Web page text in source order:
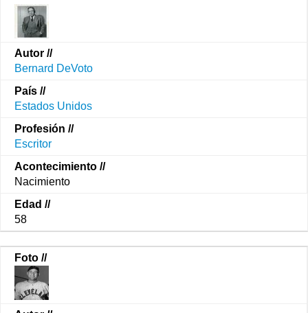
Bernard DeVoto
Estados Unidos
Escritor
Nacimiento
58